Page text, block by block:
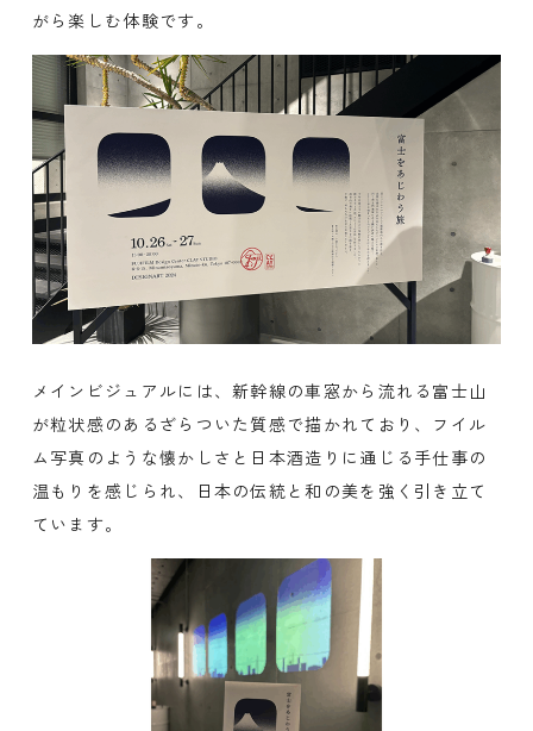
がら楽しむ体験です。
メインビジュアルには、新幹線の車窓から流れる富士山
が粒状感のあるざらついた質感で描かれており、フイル
ム写真のような懐かしさと日本酒造りに通じる手仕事の
温もりを感じられ、日本の伝統と和の美を強く引き立て
ています。